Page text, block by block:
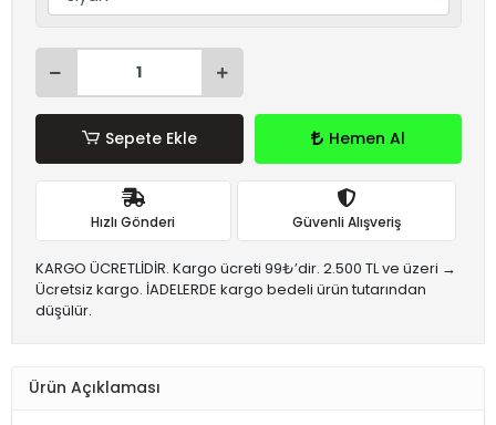
Sepete Ekle Hemen Al
Hızlı Gönderi Güvenli Alışveriş
KARGO ÜCRETLİDİR. Kargo ücreti 99₺’dir. 2.500 TL ve üzeri →
Ücretsiz kargo. İADELERDE kargo bedeli ürün tutarından
düşülür.
Ürün Açıklaması